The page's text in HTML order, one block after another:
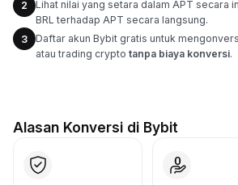
2
Lihat nilai yang setara dalam APT secara
BRL terhadap APT secara langsung.
3
Daftar akun Bybit gratis untuk
atau trading crypto tanpa biaya konversi.
Alasan Konversi di Bybit